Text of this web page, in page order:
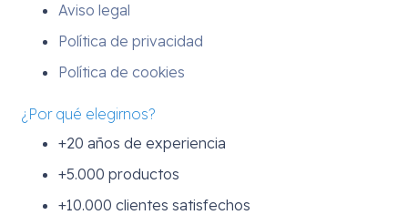
Aviso legal
Política de privacidad
Política de cookies
¿Por qué elegirnos?
+20 años de experiencia
+5.000 productos
+10.000 clientes satisfechos